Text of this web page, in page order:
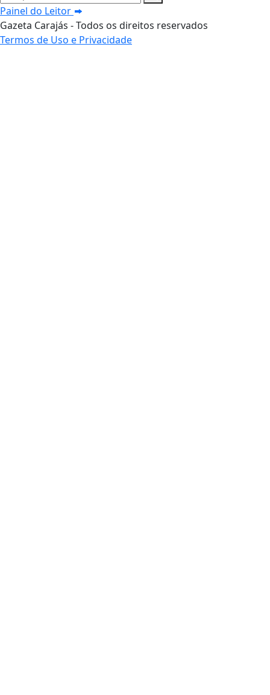
Painel do Leitor
Gazeta Carajás - Todos os direitos reservados
Termos de Uso e Privacidade